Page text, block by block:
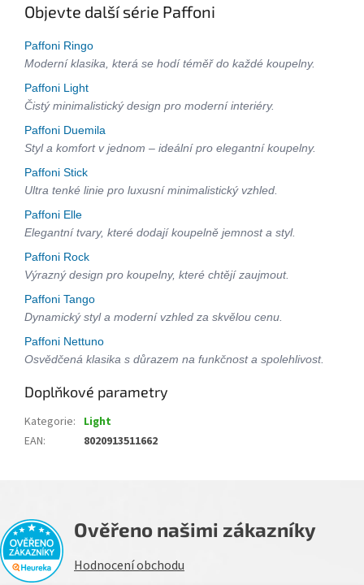
Objevte další série Paffoni
Paffoni Ringo
Moderní klasika, která se hodí téměř do každé koupelny.
Paffoni Light
Čistý minimalistický design pro moderní interiéry.
Paffoni Duemila
Styl a komfort v jednom – ideální pro elegantní koupelny.
Paffoni Stick
Ultra tenké linie pro luxusní minimalistický vzhled.
Paffoni Elle
Elegantní tvary, které dodají koupelně jemnost a styl.
Paffoni Rock
Výrazný design pro koupelny, které chtějí zaujmout.
Paffoni Tango
Dynamický styl a moderní vzhled za skvělou cenu.
Paffoni Nettuno
Osvědčená klasika s důrazem na funkčnost a spolehlivost.
Doplňkové parametry
Kategorie: Light
EAN: 8020913511662
Ověřeno našimi zákazníky
Hodnocení obchodu